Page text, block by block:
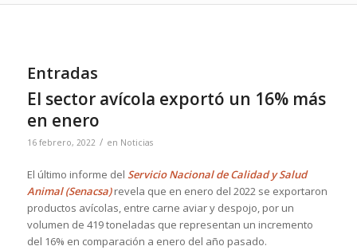
Entradas
El sector avícola exportó un 16% más
en enero
16 febrero, 2022 / en Noticias
El último informe del Servicio Nacional de Calidad y Salud
Animal (Senacsa)revela que en enero del 2022 se exportaron
productos avícolas, entre carne aviar y despojo, por un
volumen de 419 toneladas que representan un incremento
del 16% en comparación a enero del año pasado.